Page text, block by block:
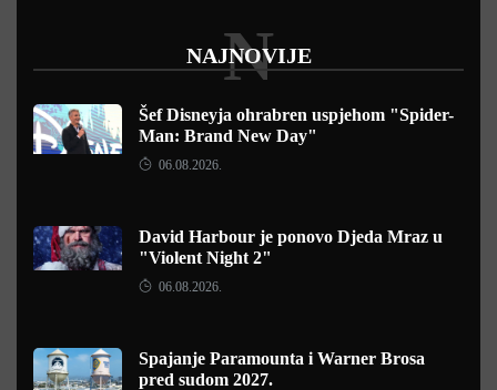
NAJNOVIJE
N
Šef Disneyja ohrabren uspjehom "Spider-
Man: Brand New Day"
06.08.2026.
David Harbour je ponovo Djeda Mraz u
"Violent Night 2"
06.08.2026.
Spajanje Paramounta i Warner Brosa
pred sudom 2027.